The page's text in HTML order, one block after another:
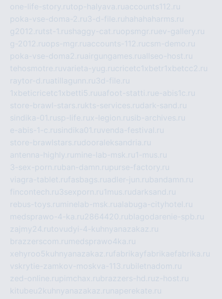
one-life-story.rutop-halyava.ruaccounts112.ru
poka-vse-doma-2.ru3-d-file.ru hahahaharms.ru
g2012.rutst-1.rushaggy-cat.ruopsmgr.ruev-gallery.ru
g-2012.ruops-mgr.ruaccounts-112.rucsm-demo.ru
poka-vse-doma2.ruairgungames.ruallseo-host.ru
tehosmotre.ruvarieta-yug.rucricetc1xbetr1xbetcc2.ru
raytor-d.ruatillagunn.ru3d-file.ru
1xbeticricetc1xbetti5.ruuafoot-statti.rue-abis1c.ru
store-brawl-stars.rukts-services.rudark-sand.ru
sindika-01.rusp-life.rux-legion.rusib-archives.ru
e-abis-1-c.rusindika01.ruvenda-festival.ru
store-brawlstars.rudooraleksandria.ru
antenna-highly.ru mine-lab-msk.ru1-mus.ru
3-sex-porn.ruban-damn.rupurse-factory.ru
viagra-tablet.rufasbags.ruadler-jun.rubandamn.ru
fincontech.ru3sexporn.ru1mus.rudarksand.ru
rebus-toys.ru minelab-msk.rualabuga-cityhotel.ru
medsprawo-4-ka.ru2864420.rublagodarenie-spb.ru
zajmy24.rutovudyi-4-kuhnyanazakaz.ru
brazzerscom.ru medsprawo4ka.ru
xehyroo5kuhnyanazakaz.rufabrikayfabrikaefabrika.ru
vskrytie-zamkov-moskva-113.rubiletnadom.ru
zed-online.rupimchax.rubrazzers-hd.ruz-host.ru
kitubeu2kuhnyanazakaz.ru naperekate.ru